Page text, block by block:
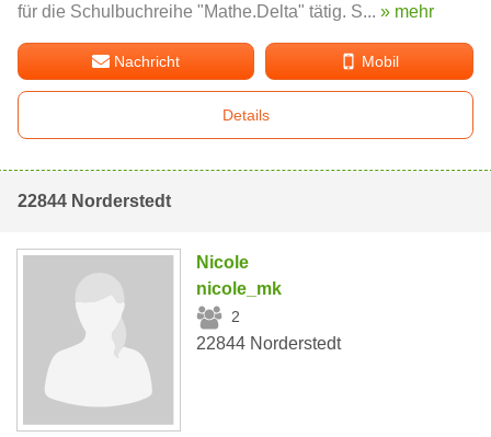
für die Schulbuchreihe "Mathe.Delta" tätig. S... » mehr
Nachricht Mobil
Details
22844 Norderstedt
Nicole
nicole_mk
2
22844 Norderstedt